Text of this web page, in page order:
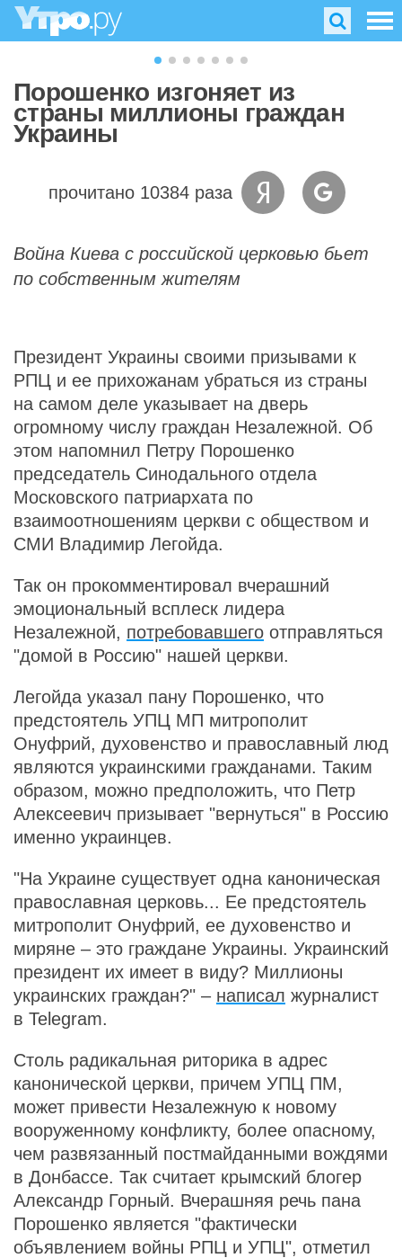
Порошенко изгоняет из
страны миллионы граждан
Украины
прочитано 10384 раза
Война Киева с российской церковью бьет
по собственным жителям
Президент Украины своими призывами к
РПЦ и ее прихожанам убраться из страны
на самом деле указывает на дверь
огромному числу граждан Незалежной. Об
этом напомнил Петру Порошенко
председатель Синодального отдела
Московского патриархата по
взаимоотношениям церкви с обществом и
СМИ Владимир Легойда.
Так он прокомментировал вчерашний
эмоциональный всплеск лидера
Незалежной, потребовавшего отправляться
"домой в Россию" нашей церкви.
Легойда указал пану Порошенко, что
предстоятель УПЦ МП митрополит
Онуфрий, духовенство и православный люд
являются украинскими гражданами. Таким
образом, можно предположить, что Петр
Алексеевич призывает "вернуться" в Россию
именно украинцев.
"На Украине существует одна каноническая
православная церковь... Ее предстоятель
митрополит Онуфрий, ее духовенство и
миряне – это граждане Украины. Украинский
президент их имеет в виду? Миллионы
украинских граждан?" – написал журналист
в Telegram.
Столь радикальная риторика в адрес
канонической церкви, причем УПЦ ПМ,
может привести Незалежную к новому
вооруженному конфликту, более опасному,
чем развязанный постмайданными вождями
в Донбассе. Так считает крымский блогер
Александр Горный. Вчерашняя речь пана
Порошенко является "фактически
объявлением войны РПЦ и УПЦ", отметил